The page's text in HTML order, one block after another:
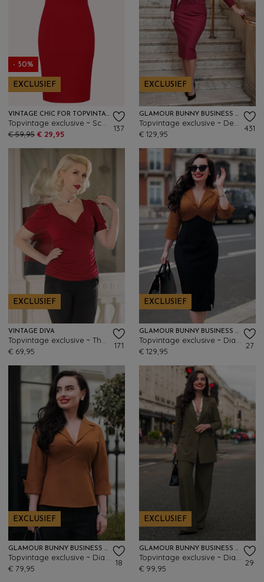
- 50%
EXCLUSIEF
VINTAGE CHIC FOR TOPVINTAGE
€ 59,95 € 29,95
137
EXCLUSIEF
GLAMOUR BUNNY BUSINESS BABE
€ 129,95
431
EXCLUSIEF
VINTAGE DIVA
€ 69,95
171
EXCLUSIEF
GLAMOUR BUNNY BUSINESS BABE
€ 129,95
27
EXCLUSIEF
GLAMOUR BUNNY BUSINESS BABE
€ 79,95
18
EXCLUSIEF
GLAMOUR BUNNY BUSINESS BABE
€ 99,95
29